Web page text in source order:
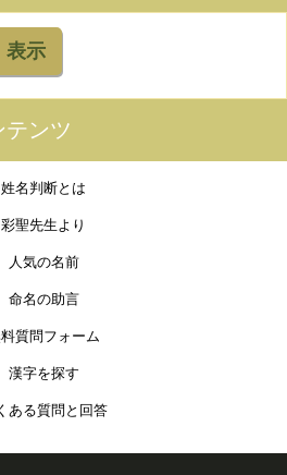
表示
ンツ
姓名判断とは
彩聖先生より
人気の名前
命名の助言
質問フォーム
漢字を探す
ある質問と回答